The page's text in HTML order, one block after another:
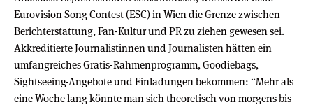
Eurovision Song Contest (ESC) in Wien die Grenze zwischen
Berichterstattung, Fan-Kultur und PR zu ziehen gewesen sei.
Akkreditierte Journalistinnen und Journalisten hätten ein
umfangreiches Gratis-Rahmenprogramm, Goodiebags,
Sightseeing-Angebote und Einladungen bekommen: “Mehr als
eine Woche lang könnte man sich theoretisch von morgens bis